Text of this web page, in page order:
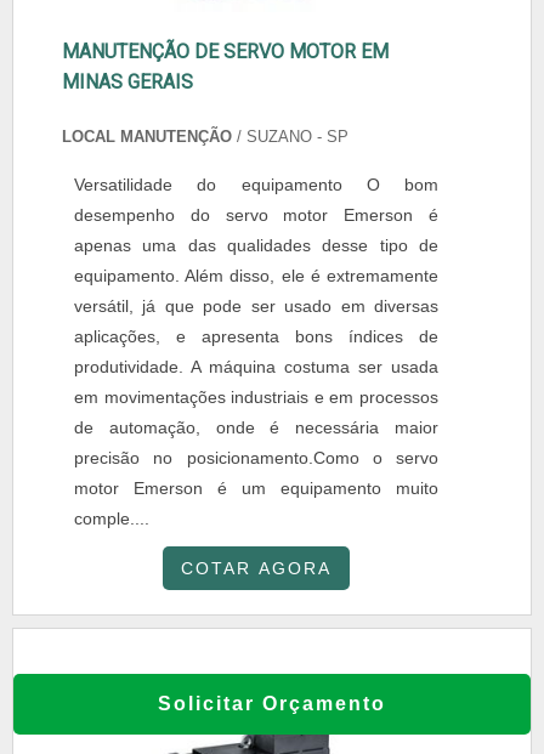
MANUTENÇÃO DE SERVO MOTOR EM
MINAS GERAIS
LOCAL MANUTENÇÃO / SUZANO - SP
Versatilidade do equipamento O bom
desempenho do servo motor Emerson é
apenas uma das qualidades desse tipo de
equipamento. Além disso, ele é extremamente
versátil, já que pode ser usado em diversas
aplicações, e apresenta bons índices de
produtividade. A máquina costuma ser usada
em movimentações industriais e em processos
de automação, onde é necessária maior
precisão no posicionamento.Como o servo
motor Emerson é um equipamento muito
comple....
COTAR AGORA
Solicitar Orçamento